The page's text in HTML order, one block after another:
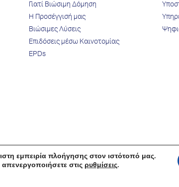
Γιατί Βιώσιμη Δόμηση
Η Προσέγγισή μας
Βιώσιμες Λύσεις
Επιδόσεις μέσω Kαινοτομίας
EPDs
εμπειρία πλοήγησης στον ιστότοπό μας.
στις ρυθμίσεις.